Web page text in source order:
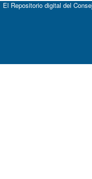
El Repositorio digital del